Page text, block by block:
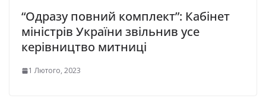
“Одразу повний комплект”: Кабінет
міністрів України звільнив усе
керівництво митниці
1 Лютого, 2023